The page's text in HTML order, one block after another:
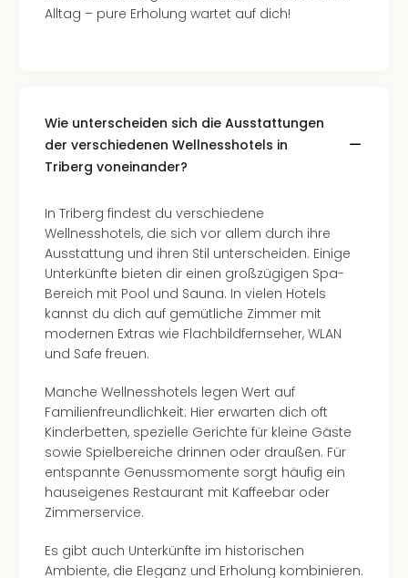
Alltag – pure Erholung wartet auf dich!
Wie unterscheiden sich die Ausstattungen
der verschiedenen Wellnesshotels in
Triberg voneinander?
In Triberg findest du verschiedene
Wellnesshotels, die sich vor allem durch ihre
Ausstattung und ihren Stil unterscheiden. Einige
Unterkünfte bieten dir einen großzügigen Spa-
Bereich mit Pool und Sauna. In vielen Hotels
kannst du dich auf gemütliche Zimmer mit
modernen Extras wie Flachbildfernseher, WLAN
und Safe freuen.
Manche Wellnesshotels legen Wert auf
Familienfreundlichkeit: Hier erwarten dich oft
Kinderbetten, spezielle Gerichte für kleine Gäste
sowie Spielbereiche drinnen oder draußen. Für
entspannte Genussmomente sorgt häufig ein
hauseigenes Restaurant mit Kaffeebar oder
Zimmerservice.
Es gibt auch Unterkünfte im historischen
Ambiente, die Eleganz und Erholung kombinieren.